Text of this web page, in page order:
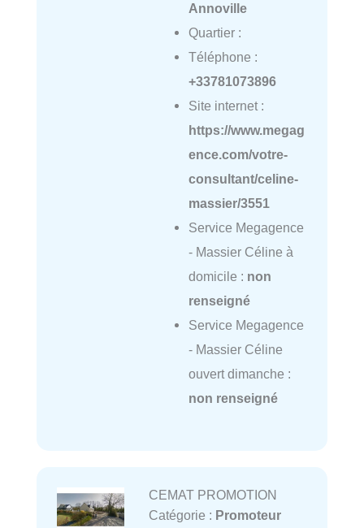
Annoville
Quartier :
Téléphone :
+33781073896
Site internet :
https://www.megag
ence.com/votre-
consultant/celine-
massier/3551
Service Megagence
- Massier Céline à
domicile : non
renseigné
Service Megagence
- Massier Céline
ouvert dimanche :
non renseigné
CEMAT PROMOTION
Catégorie : Promoteur